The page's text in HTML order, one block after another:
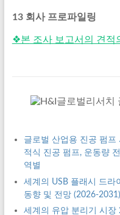
13 회사 프로파일링
❖본 조사 보고서의 견
글로벌 산업용 진공 펌프
적식 진공 펌프, 운동량
역별
세계의 USB 플래시 드
동향 및 전망 (2026-2031)
세계의 유압 분리기 시장